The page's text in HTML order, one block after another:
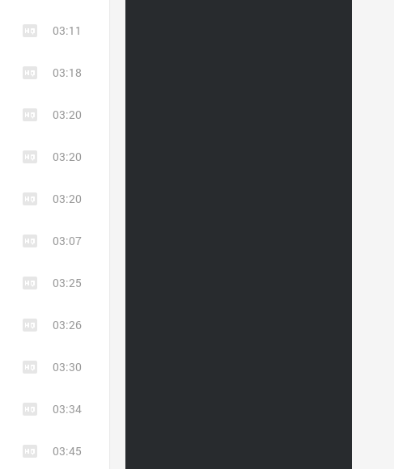
03:11
03:18
03:20
03:20
03:20
03:07
03:25
03:26
03:30
03:34
03:45